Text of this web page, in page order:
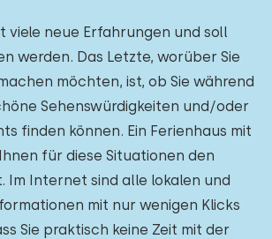
viele neue Erfahrungen und soll
werden. Das Letzte, worüber Sie
möchten, ist, ob Sie während
Sehenswürdigkeiten und/oder
finden können. Ein Ferienhaus mit
für diese Situationen den
Im Internet sind alle lokalen und
mit nur wenigen Klicks
Sie praktisch keine Zeit mit der